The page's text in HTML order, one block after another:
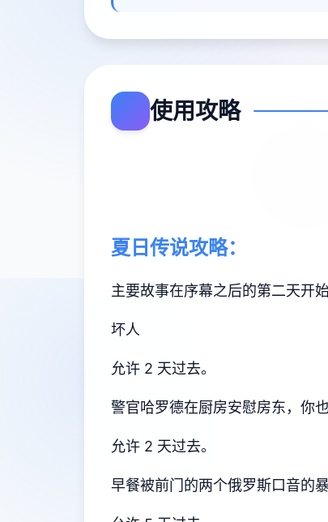
使用攻略
夏日传说攻略：
主要故事在序幕之后的第二天开始
坏人
允许 2 天过去。
警官哈罗德在厨房安慰房东，你
允许 2 天过去。
早餐被前门的两个俄罗斯口音的